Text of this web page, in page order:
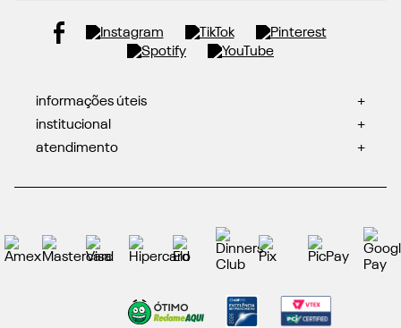
informações úteis
+
institucional
+
atendimento
+